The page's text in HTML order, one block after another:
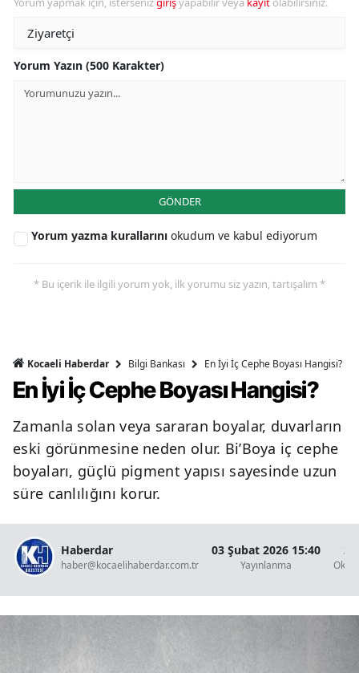
Yorum Yazın (500 Karakter)
GÖNDER
Yorum yazma kurallarını okudum ve kabul ediyorum
* Bu içerik ile ilgili yorum yok, ilk yorumu siz yazın, tartışalım *
Kocaeli Haberdar Bilgi Bankası En İyi İç Cephe Boyası Hangisi?
En İyi İç Cephe Boyası Hangisi?
Zamanla solan veya sararan boyalar, duvarların
eski görünmesine neden olur. Bi’Boya iç cephe
boyaları, güçlü pigment yapısı sayesinde uzun
süre canlılığını korur.
Haberdar
haber@kocaelihaberdar.com.tr
03 Şubat 2026 15:40
Yayınlanma
2